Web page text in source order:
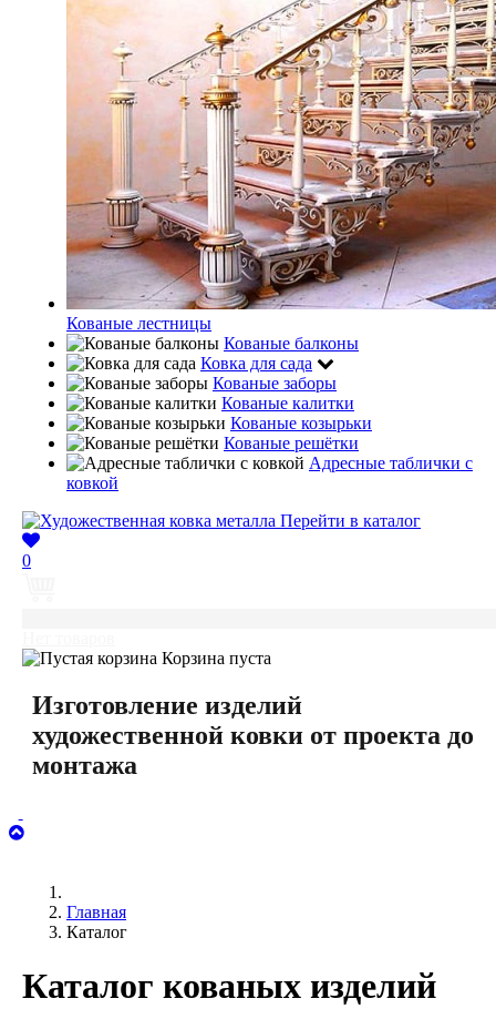
Кованые лестницы
Кованые балконы
Ковка для сада
Кованые заборы
Кованые калитки
Кованые козырьки
Кованые решётки
Адресные таблички с
ковкой
Перейти в каталог
0
Корзина пуста
Изготовление изделий
художественной ковки от проекта до
монтажа
Главная
Каталог
Каталог кованых изделий